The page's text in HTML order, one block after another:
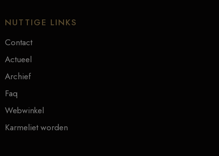
NUTTIGE LINKS
Contact
Actueel
Archief
Faq
Webwinkel
Karmeliet worden